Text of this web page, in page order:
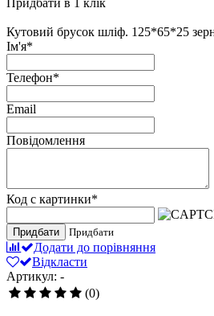
Придбати в 1 клік
Кутовий брусок шліф. 125*65*25
Ім'я*
Телефон*
Email
Повідомлення
Код с картинки*
Придбати Придбати
Додати до порівняння
Відкласти
Артикул: -
(0)